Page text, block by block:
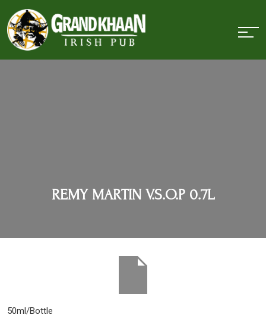
REMY MARTIN V.S.O.P 0.7L
50ml/Bottle